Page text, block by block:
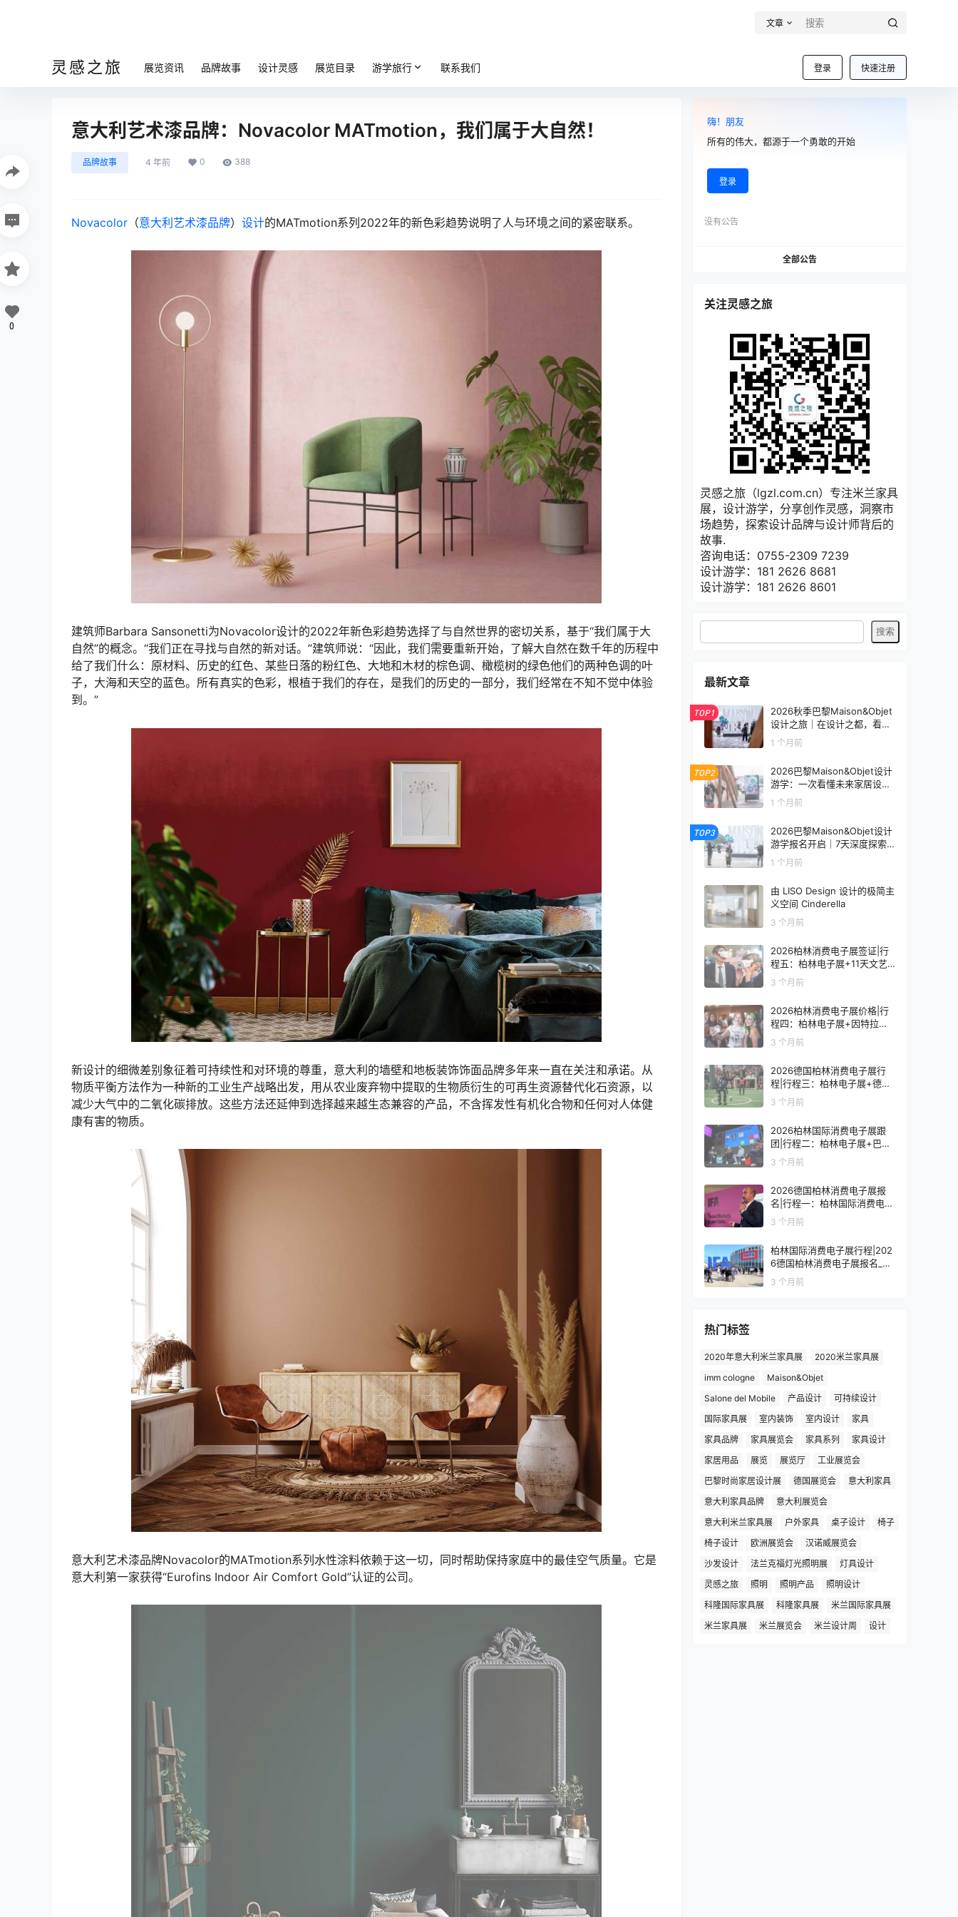
文章
灵感之旅 登录 快速注册
展览资讯 品牌故事 设计灵感 展览目录 游学旅行 联系我们
意大利艺术漆品牌：Novacolor MATmotion，我们属于大自然！
品牌故事 4 年前 0 388
Novacolor （意大利艺术漆品牌） 设计的MATmotion系列2022年的新色彩趋势说明了人与环境之间的紧密联系。
建筑师Barbara Sansonetti为Novacolor设计的2022年新色彩趋势选择了与自然世界的密切关系，基于“我们属于大
自然”的概念。“我们正在寻找与自然的新对话。”建筑师说：“因此，我们需要重新开始，了解大自然在数千年的历程中
给了我们什么：原材料、历史的红色、某些日落的粉红色、大地和木材的棕色调、橄榄树的绿色他们的两种色调的叶
子，大海和天空的蓝色。所有真实的色彩，根植于我们的存在，是我们的历史的一部分，我们经常在不知不觉中体验
到。”
新设计的细微差别象征着可持续性和对环境的尊重，意大利的墙壁和地板装饰饰面品牌多年来一直在关注和承诺。从
物质平衡方法作为一种新的工业生产战略出发，用从农业废弃物中提取的生物质衍生的可再生资源替代化石资源，以
减少大气中的二氧化碳排放。这些方法还延伸到选择越来越生态兼容的产品，不含挥发性有机化合物和任何对人体健
康有害的物质。
意大利艺术漆品牌Novacolor的MATmotion系列水性涂料依赖于这一切，同时帮助保持家庭中的最佳空气质量。它是
意大利第一家获得“Eurofins Indoor Air Comfort Gold”认证的公司。
0
嗨！朋友
所有的伟大，都源于一个勇敢的开始
登录
没有公告
全部公告
关注灵感之旅
灵感之旅（lgzl.com.cn）专注米兰家具
展，设计游学，分享创作灵感，洞察市
场趋势，探索设计品牌与设计师背后的
故事.
咨询电话：0755-2309 7239
设计游学：181 2626 8681
设计游学：181 2626 8601
最新文章
TOP1
2026秋季巴黎Maison&Objet
设计之旅｜在设计之都，看见
未来生活的模样
1 个月前
TOP2
2026巴黎Maison&Objet设计
游学：一次看懂未来家居设计
趋势
1 个月前
TOP3
2026巴黎Maison&Objet设计
游学报名开启｜7天深度探索
全球家居设计趋势
1 个月前
由 LISO Design 设计的极简主
义空间 Cinderella
3 个月前
2026柏林消费电子展签证|行
程五：柏林电子展+11天文艺
复兴之旅
3 个月前
2026柏林消费电子展价格|行
程四：柏林电子展+因特拉肯1
0天浪漫之旅
3 个月前
2026德国柏林消费电子展行
程|行程三：柏林电子展+德国
9天人文之旅
3 个月前
2026柏林国际消费电子展跟
团|行程二：柏林电子展+巴黎
8天艺术之旅
3 个月前
2026德国柏林消费电子展报
名|行程一：柏林国际消费电子
展观展7天
3 个月前
柏林国际消费电子展行程|202
6德国柏林消费电子展报名_价
格_门票_签证
3 个月前
热门标签
2020年意大利米兰家具展
2020米兰家具展
imm cologne
Maison&Objet
Salone del Mobile
产品设计
可持续设计
国际家具展
室内装饰 室内设计
家具
家具品牌
家具展览会 家具系列
家具设计
家居用品
展览 展览厅
工业展览会
巴黎时尚家居设计展
德国展览会
意大利家具
意大利家具品牌
意大利展览会
意大利米兰家具展
户外家具 桌子设计
椅子
椅子设计
欧洲展览会
汉诺威展览会
沙发设计
法兰克福灯光照明展
灯具设计
灵感之旅
照明 照明产品
照明设计
科隆国际家具展
科隆家具展
米兰国际家具展
米兰家具展
米兰展览会 米兰设计周 设计